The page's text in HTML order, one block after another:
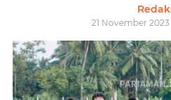
21 November 2023